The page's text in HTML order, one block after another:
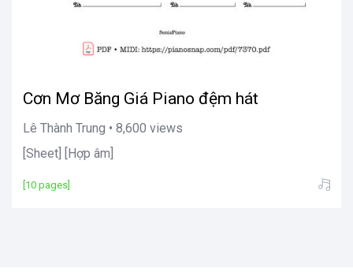
Cơn Mơ Băng Giá Piano đệm hát
Lê Thành Trung • 8,600 views
[Sheet] [Hợp âm]
[10 pages]